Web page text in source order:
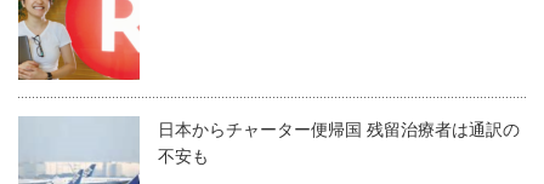
日本からチャーター便帰国 残留治療者は通訳の
不安も